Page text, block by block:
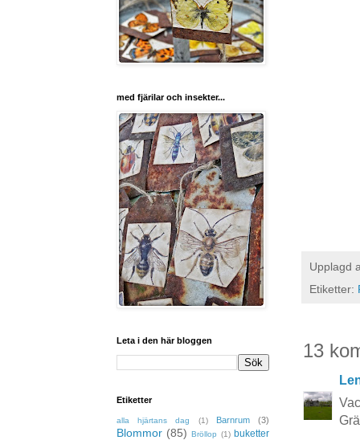
Upplagd
Etiketter:
13
med fjärilar och insekter...
Leta i den här bloggen
Etiketter
alla hjärtans dag (1) Barnrum (3)
Blommor (85) Bröllop (1) buketter